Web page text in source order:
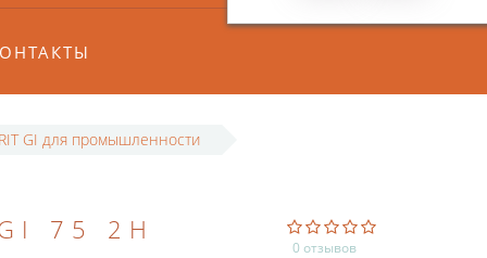
GI для промышленности
75 2H
0 отзывов